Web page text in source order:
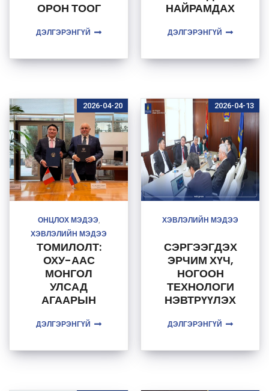
ОРОН ТООГ
ТУСГАЙ
ТЕХНИКИЙН
УЛМААС 7
ХОНОГООР
ХОЙШЛОГДЛО
О.
ДЭЛГЭРЭНГҮЙ
НАЙРАМДАХ
УЛСЫН ЭСЯ-
ТҮР
ОБРАТАНЬСКА
Г ХҮЛЭЭН АВЧ
УУЛЗАВ
ДЭЛГЭРЭНГҮЙ
ОНЦЛОХ МЭДЭЭ
ХЭВЛЭЛИЙН МЭДЭЭ
2026-04-20
ТОМИЛОЛТ:
ОХУ-ААС
МОНГОЛ
УЛСАД
АГААРЫН
ТҮЛШ
ЭЙ
ДЭЛГЭРЭНГҮЙ
ХЭВЛЭЛИЙН МЭДЭЭ
2026-04-13
СЭРГЭЭГДЭХ
ЭРЧИМ ХҮЧ,
НОГООН
ТЕХНОЛОГИ
НЭВТРҮҮЛЭХ
БНСУ-ЫН
ГРУППТЭЙ
ДЭЛГЭРЭНГҮЙ